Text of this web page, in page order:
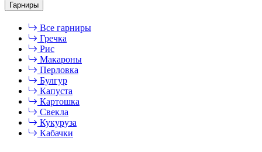
Гарниры
Все гарниры
Гречка
Рис
Макароны
Перловка
Булгур
Капуста
Картошка
Свекла
Кукуруза
Кабачки